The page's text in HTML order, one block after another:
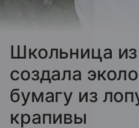
Школьница
создала
бумагу из
крапивы